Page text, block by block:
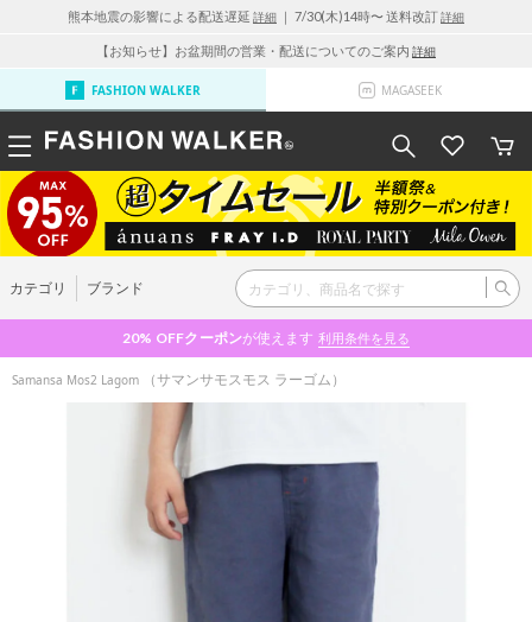
熊本地震の影響による配送遅延 詳細 ｜ 7/30(木)14時〜 送料改訂詳細
【お知らせ】お盆期間の営業・配送についてのご案内 詳細
FASHION WALKER MAGASEEK
カテゴリ ブランド
20% OFFクーポンが使えます 利用条件を見る
Samansa Mos2 Lagom （サマンサモスモス ラーゴム）